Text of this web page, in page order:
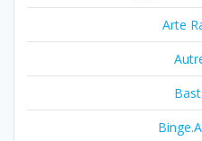
Arte